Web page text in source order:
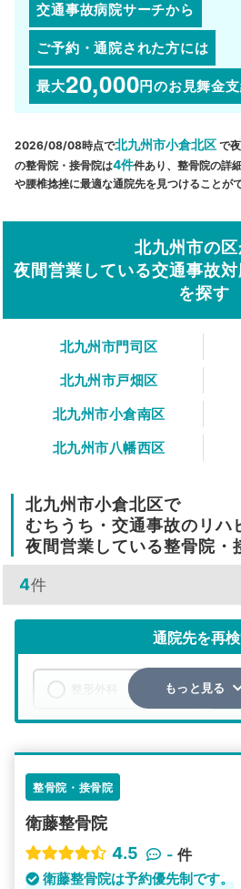
交通事故病院サーチから
ご予約・通院された方には
最大20,000円のお見舞金支
2026/08/08時点で北九州市小倉北区 で
の整骨院・接骨院は4件件あり、整骨院の詳
や腰椎捻挫に最適な通院先を見つけることが
北九州市の区
夜間営業している交通事故
を探す
北九州市門司区
北九州市戸畑区
北九州市小倉南区
北九州市八幡西区
北九州市小倉北区で
むちうち・交通事故のリハ
夜間営業している整骨院・
4件
通院先を再
その他の検索方
もっと見る
整骨院・接骨院
衛藤整骨院
4.5
- 件
衛藤整骨院は予約優先制です。